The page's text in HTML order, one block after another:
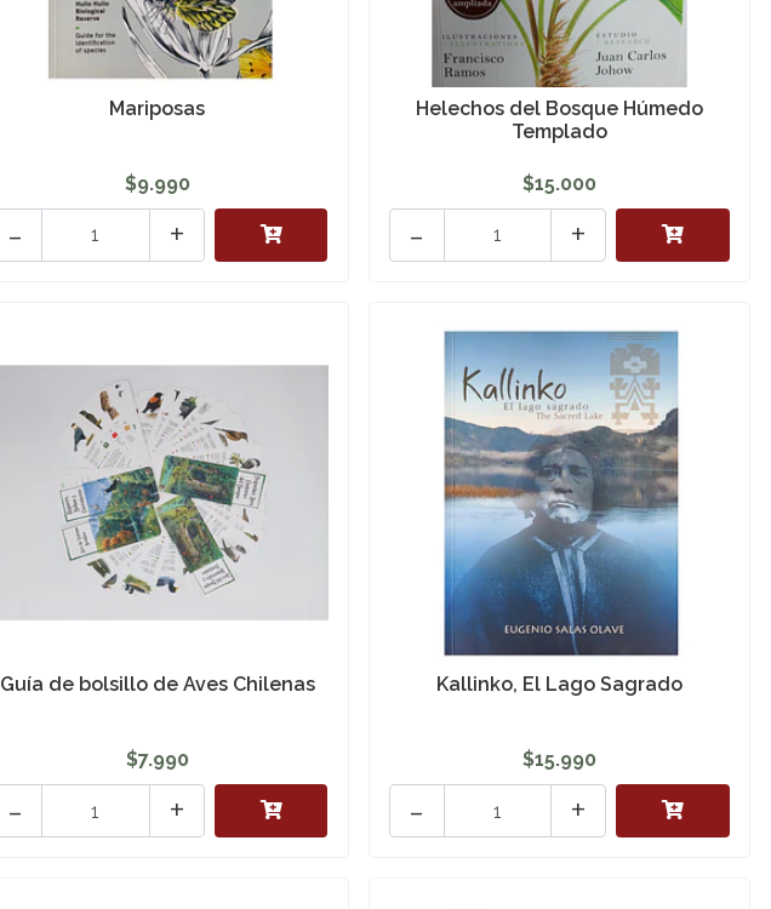
Mariposas
$9.990
+
-
Helechos del Bosque Húmedo
Templado
$15.000
+
-
Guía de bolsillo de Aves Chilenas
$7.990
+
-
Kallinko, El Lago Sagrado
$15.990
+
-